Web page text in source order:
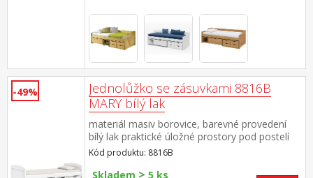
-49%
Jednolůžko se zásuvkami 8816B
MARY bílý lak
materiál masiv borovice, barevné provedení
bílý lak praktické úložné prostory pod postelí
(zásuvky) v ceně cena včetně roštu (dřevěný
laťkový), matrace není v ceně doporučený
rozměr matrace 90 × 200 cm
Kód produktu: 8816B
Skladem > 5 ks